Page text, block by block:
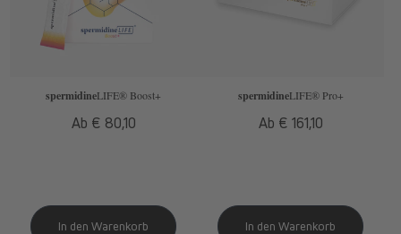
spermidineLIFE® Boost+
Normaler
Ab € 80,10
spermidineLIFE® Pro+
Normaler
Ab € 161,10